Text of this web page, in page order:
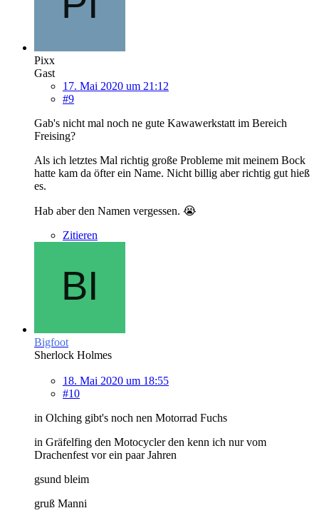
Pixx
Gast
17. Mai 2020 um 21:12
#9
Gab's nicht mal noch ne gute Kawawerkstatt im Bereich
Freising?
Als ich letztes Mal richtig große Probleme mit meinem Bock
hatte kam da öfter ein Name. Nicht billig aber richtig gut hieß
es.
Hab aber den Namen vergessen. 😭
Zitieren
Bigfoot
Sherlock Holmes
18. Mai 2020 um 18:55
#10
in Olching gibt's noch nen Motorrad Fuchs
in Gräfelfing den Motocycler den kenn ich nur vom
Drachenfest vor ein paar Jahren
gsund bleim
gruß Manni